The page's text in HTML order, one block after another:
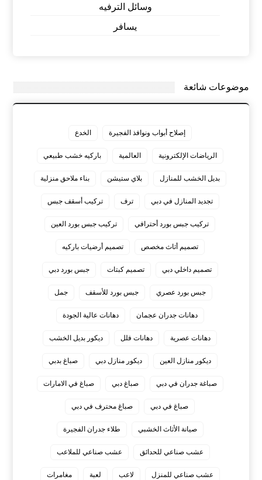
وسائل الترفيه
يسافر
موضوعات شائعة
إصلاح أبواب ونوافذ الفجيرة الخدع
الرياضات الإلكترونية العالمية باركيه خشب طبيعي
بديل الخشب للمنازل بلاي ستيشن بناء ملاحق منزلية
تجديد المنازل في دبي ترف تركيب أسقف جبس
تركيب جبس بورد أحترافي تركيب جبس بورد العين
تصميم أثاث مخصص تصميم أرضيات باركيه
تصميم داخلي دبي تصميم كبتات جبس بورد دبي
جبس بورد عصري جبس بورد للأسقف جمل
دهانات جدران عجمان دهانات عالية الجودة
دهانات عصرية دهانات فلل ديكور بديل الخشب
ديكور منازل العين ديكور منازل دبي صباغ بدبي
صباغة جدران في دبي صباغ دبي صباغ في الامارات
صباغ في دبي صباغ محترف في دبي
صيانة الأثاث الخشبي طلاء جدران الفجيرة
عشب صناعي للحدائق عشب صناعي للملاعب
عشب صناعي للمنزل لاعب لعبة مغامرات